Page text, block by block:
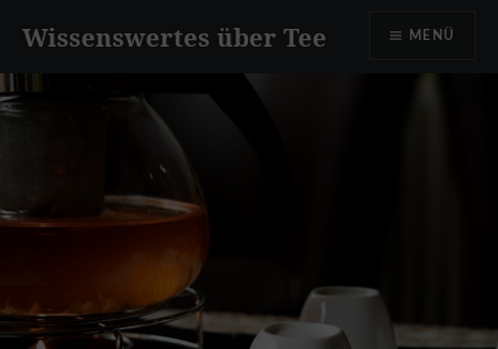
InhaltWissenswertes über Tee MENÜ